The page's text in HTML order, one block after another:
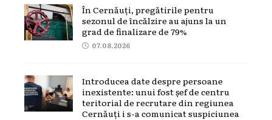
În Cernăuți, pregătirile pentru
sezonul de încălzire au ajuns la un
grad de finalizare de 79%
07.08.2026
Introducea date despre persoane
inexistente: unui fost șef de centru
teritorial de recrutare din regiunea
Cernăuți i s-a comunicat suspiciunea